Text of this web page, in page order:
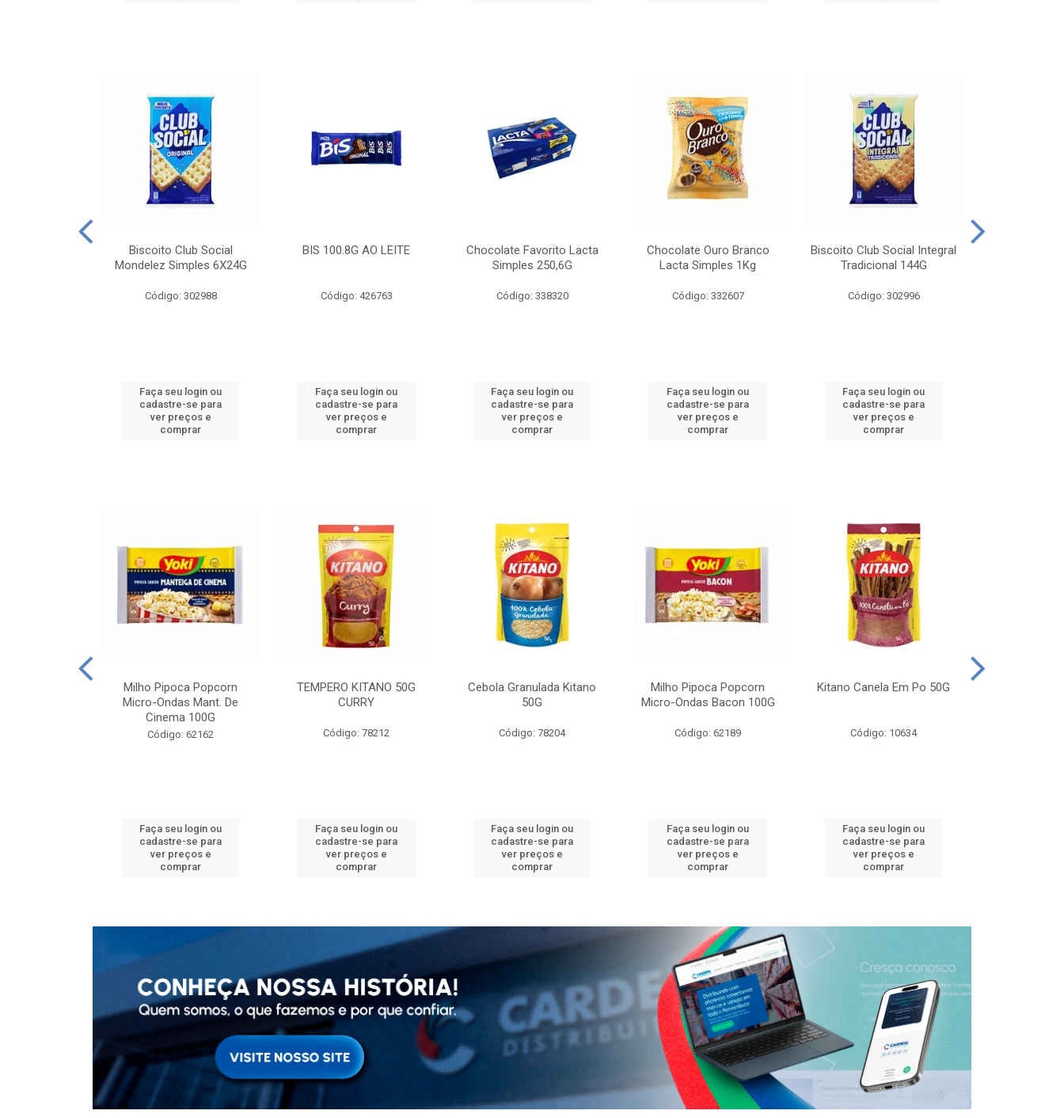
Biscoito Club Social
Mondelez Simples 6X24G
Código: 302988
Faça seu login ou
cadastre-se para
ver preços e
comprar
BIS 100.8G AO LEITE
Código: 426763
Faça seu login ou
cadastre-se para
ver preços e
comprar
Chocolate Favorito Lacta
Simples 250,6G
Código: 338320
Faça seu login ou
cadastre-se para
ver preços e
comprar
Chocolate Ouro Branco
Lacta Simples 1Kg
Código: 332607
Faça seu login ou
cadastre-se para
ver preços e
comprar
Biscoito Club Social Integral
Tradicional 144G
Código: 302996
Faça seu login ou
cadastre-se para
ver preços e
comprar
Milho Pipoca Popcorn
Micro-Ondas Mant. De
Cinema 100G
Código: 62162
Faça seu login ou
cadastre-se para
ver preços e
comprar
TEMPERO KITANO 50G
CURRY
Código: 78212
Faça seu login ou
cadastre-se para
ver preços e
comprar
Cebola Granulada Kitano
50G
Código: 78204
Faça seu login ou
cadastre-se para
ver preços e
comprar
Milho Pipoca Popcorn
Micro-Ondas Bacon 100G
Código: 62189
Faça seu login ou
cadastre-se para
ver preços e
comprar
Kitano Canela Em Po 50G
Código: 10634
Faça seu login ou
cadastre-se para
ver preços e
comprar